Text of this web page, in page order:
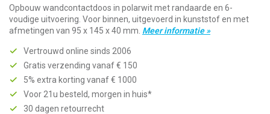
Opbouw wandcontactdoos in polarwit met randaarde en 6-
voudige uitvoering. Voor binnen, uitgevoerd in kunststof en met
afmetingen van 95 x 145 x 40 mm. Meer informatie »
Vertrouwd online sinds 2006
Gratis verzending vanaf € 150
5% extra korting vanaf € 1000
Voor 21u besteld, morgen in huis*
30 dagen retourrecht